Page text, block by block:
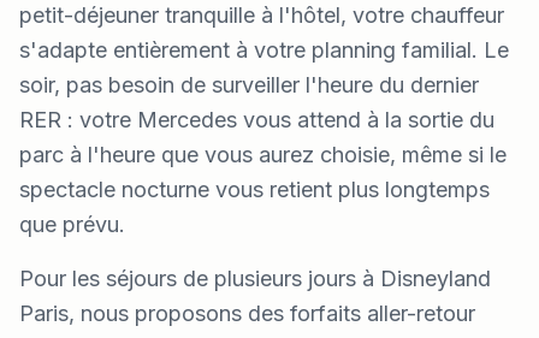
petit-déjeuner tranquille à l'hôtel, votre chauffeur
s'adapte entièrement à votre planning familial. Le
soir, pas besoin de surveiller l'heure du dernier
RER : votre Mercedes vous attend à la sortie du
parc à l'heure que vous aurez choisie, même si le
spectacle nocturne vous retient plus longtemps
que prévu.
Pour les séjours de plusieurs jours à Disneyland
Paris, nous proposons des forfaits aller-retour